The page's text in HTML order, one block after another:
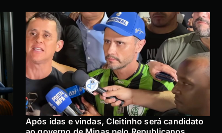
Após idas e vindas, Cleitinho será candidato